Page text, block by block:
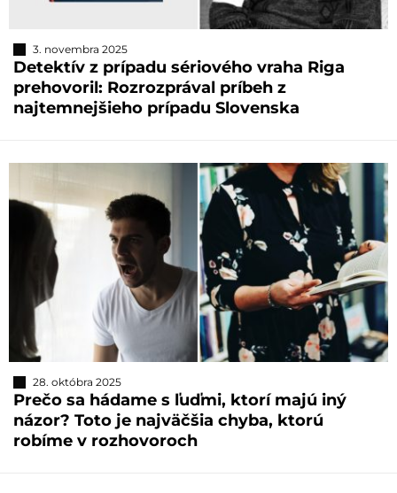
3. novembra 2025
Detektív z prípadu sériového vraha Riga
prehovoril: Rozrozprával príbeh z
najtemnejšieho prípadu Slovenska
28. októbra 2025
Prečo sa hádame s ľuďmi, ktorí majú iný
názor? Toto je najväčšia chyba, ktorú
robíme v rozhovoroch